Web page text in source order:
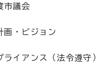
市議会
画・ビジョン
ライアンス（法令遵守）